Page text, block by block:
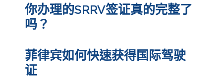
你办理的SRRV签证真的完整了
吗？
菲律宾如何快速获得国际驾驶
证